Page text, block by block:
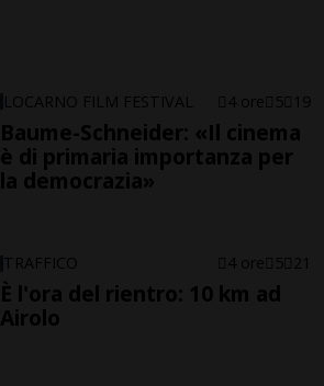
LOCARNO FILM FESTIVAL 4 ore 5 19
Baume-Schneider: «Il cinema
è di primaria importanza per
la democrazia»
TRAFFICO 4 ore 5 21
È l'ora del rientro: 10 km ad
Airolo